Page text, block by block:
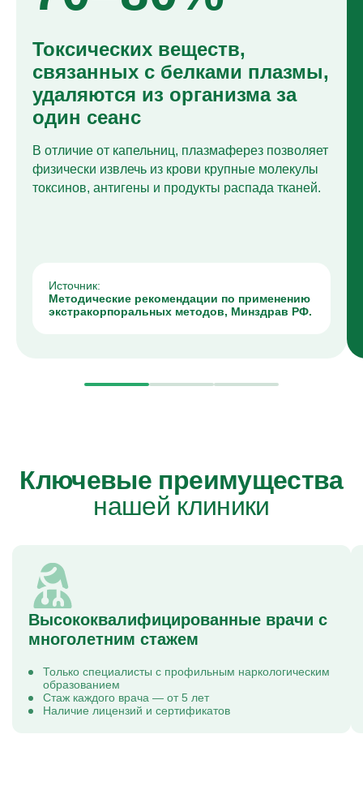
Токсических веществ,
связанных с белками плазмы,
удаляются из организма за
один сеанс
В отличие от капельниц, плазмаферез позволяет
физически извлечь из крови крупные молекулы
токсинов, антигены и продукты распада тканей.
Источник:
Методические рекомендации по применению
экстракорпоральных методов, Минздрав РФ.
Ключевые преимущества
нашей клиники
Высококвалифицированные врачи с
многолетним стажем
Только специалисты с профильным наркологическим
образованием
Стаж каждого врача — от 5 лет
Наличие лицензий и сертификатов